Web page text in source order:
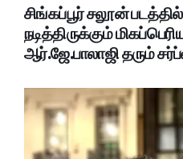
சிங்கப்பூர் சலூன்
நடித்திருக்கும்
ஆர்.ஜே.பாலாஜி தரும்